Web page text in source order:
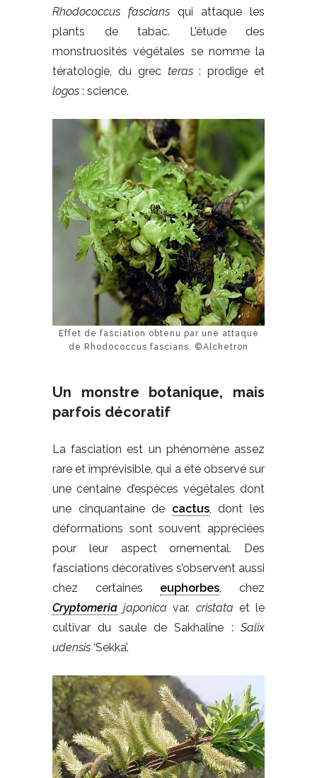
Rhodococcus fascians qui attaque les
plants de tabac. L’étude des
monstruosités végétales se nomme la
tératologie, du grec teras: prodige et
logos : science.
Effet de fasciation obtenu par une attaque
de Rhodococcus fascians. ©Alchetron
Un monstre botanique, mais
parfois décoratif
La fasciation est un phénomène assez
rare et imprévisible, qui a été observé sur
une centaine d’espèces végétales dont
une cinquantaine de cactus, dont les
déformations sont souvent appréciées
pour leur aspect ornemental. Des
fasciations décoratives s’observent aussi
chez certaines euphorbes, chez
Cryptomeria japonica var. cristata et le
cultivar du saule de Sakhaline : Salix
udensis ‘Sekka’.